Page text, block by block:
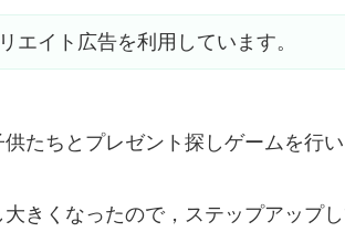
エイト広告を利用しています。
たちとプレゼント探しゲームを行い
きくなったので，ステップアップ